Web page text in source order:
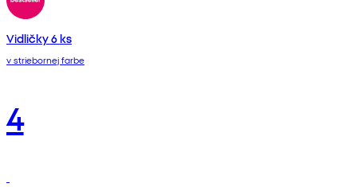
Vidličky 6 ks
v striebornej farbe
4